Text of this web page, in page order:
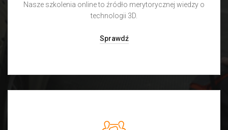
Nasze szkolenia online to źródło merytorycznej wiedzy o
technologii 3D.
Sprawdź